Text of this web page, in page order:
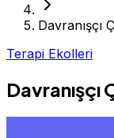
Davranışçı
Terapi Ekolleri
Davranışçı